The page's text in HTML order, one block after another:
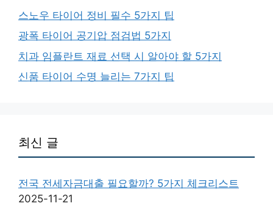
스노우 타이어 정비 필수 5가지 팁
광폭 타이어 공기압 점검법 5가지
치과 임플란트 재료 선택 시 알아야 할 5가지
신품 타이어 수명 늘리는 7가지 팁
최신 글
전국 전세자금대출 필요할까? 5가지 체크리스트
2025-11-21